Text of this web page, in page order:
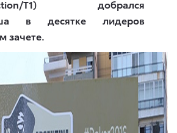
T1) добрался
в десятке лидеров
зачете.